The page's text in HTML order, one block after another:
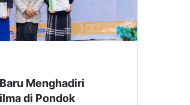
Menghadiri
di Pondok